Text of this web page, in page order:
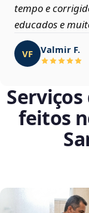
tempo e
educados e
VF Valmir F.
feitos